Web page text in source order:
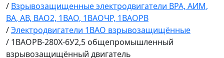
/ Взрывозащищенные электродвигатели ВРА, АИМ,
ВА, АВ, ВАO2, 1ВАО, 1ВАОЧР, 1ВАОРВ
/Электродвигатели 1ВАО взрывозащищённые
/ 1ВАОРВ-280X-6У2,5 общепромышленный
взрывозащищённый двигатель